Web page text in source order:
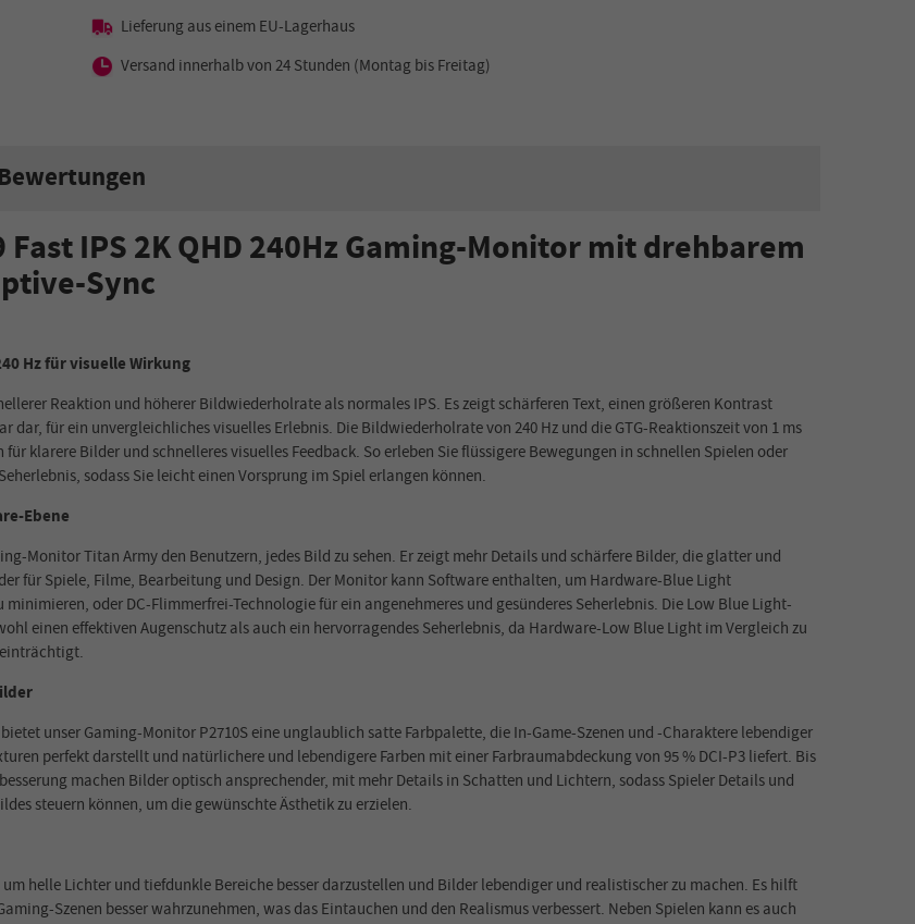
Lieferung aus einem EU-Lagerhaus
Versand innerhalb von 24 Stunden (Montag bis Freitag)
Bewertungen
Fast IPS 2K QHD 240Hz Gaming-Monitor mit drehbarem
Sync
Hz für visuelle Wirkung
Reaktion und höherer Bildwiederholrate als normales IPS. Es zeigt schärferen Text, einen größeren Kontrast
für ein unvergleichliches visuelles Erlebnis. Die Bildwiederholrate von 240 Hz und die GTG-Reaktionszeit von 1 ms
klarere Bilder und schnelleres visuelles Feedback. So erleben Sie flüssigere Bewegungen in schnellen Spielen oder
sodass Sie leicht einen Vorsprung im Spiel erlangen können.
Ebene
Monitor Titan Army den Benutzern, jedes Bild zu sehen. Er zeigt mehr Details und schärfere Bilder, die glatter und
für Spiele, Filme, Bearbeitung und Design. Der Monitor kann Software enthalten, um Hardware-Blue Light
oder DC-Flimmerfrei-Technologie für ein angenehmeres und gesünderes Seherlebnis. Die Low Blue Light-
einen effektiven Augenschutz als auch ein hervorragendes Seherlebnis, da Hardware-Low Blue Light im Vergleich zu
unser Gaming-Monitor P2710S eine unglaublich satte Farbpalette, die In-Game-Szenen und -Charaktere lebendiger
perfekt darstellt und natürlichere und lebendigere Farben mit einer Farbraumabdeckung von 95 % DCI-P3 liefert. Bis
machen Bilder optisch ansprechender, mit mehr Details in Schatten und Lichtern, sodass Spieler Details und
steuern können, um die gewünschte Ästhetik zu erzielen.
helle Lichter und tiefdunkle Bereiche besser darzustellen und Bilder lebendiger und realistischer zu machen. Es hilft
Szenen besser wahrzunehmen, was das Eintauchen und den Realismus verbessert. Neben Spielen kann es auch